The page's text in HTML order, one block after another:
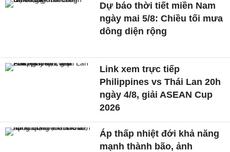
Dự báo thời tiết miền Nam
ngày mai 5/8: Chiều tối mưa
dông diện rộng
Link xem trực tiếp
Philippines vs Thái Lan 20h
ngày 4/8, giải ASEAN Cup
2026
Áp thấp nhiệt đới khả năng
mạnh thành bão, ảnh